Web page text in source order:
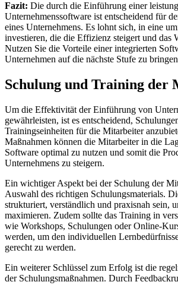
Fazit: Die‍ durch die⁣ Einführung einer
Unternehmenssoftware ist entscheidend für
eines Unternehmens. ‌Es lohnt sich, in‌ eine
⁢investieren, die die ​Effizienz steigert ‌und das
Nutzen Sie die⁢ Vorteile ​einer integrierten
Unternehmen ⁣auf ⁢die nächste⁢ Stufe zu
Schulung⁣ und ⁣Training ‌der
Um die Effektivität der​ Einführung von
‌gewährleisten, ist es entscheidend,​
Trainingseinheiten für die Mitarbeiter
Maßnahmen ‍können die‍ Mitarbeiter in die
Software optimal ‍zu nutzen⁢ und ⁣somit die
Unternehmens zu‌ steigern.
Ein ​wichtiger Aspekt bei ‍der Schulung der
Auswahl des richtigen Schulungsmaterials.
strukturiert, ⁢verständlich und⁤ praxisnah sein,⁤
maximieren. Zudem sollte das Training⁣ in
wie Workshops,⁢ Schulungen oder Online-
werden, um den individuellen
gerecht ‌zu werden.
Ein weiterer Schlüssel zum⁤ Erfolg ist die
⁣der Schulungsmaßnahmen. Durch